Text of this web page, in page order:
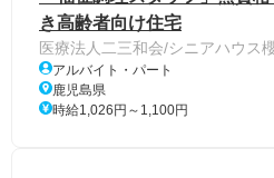
き高齢者向け住宅
医療法人二三和会/シニアハウス
アルバイト・パート
鹿児島県
時給1,026円～1,100円